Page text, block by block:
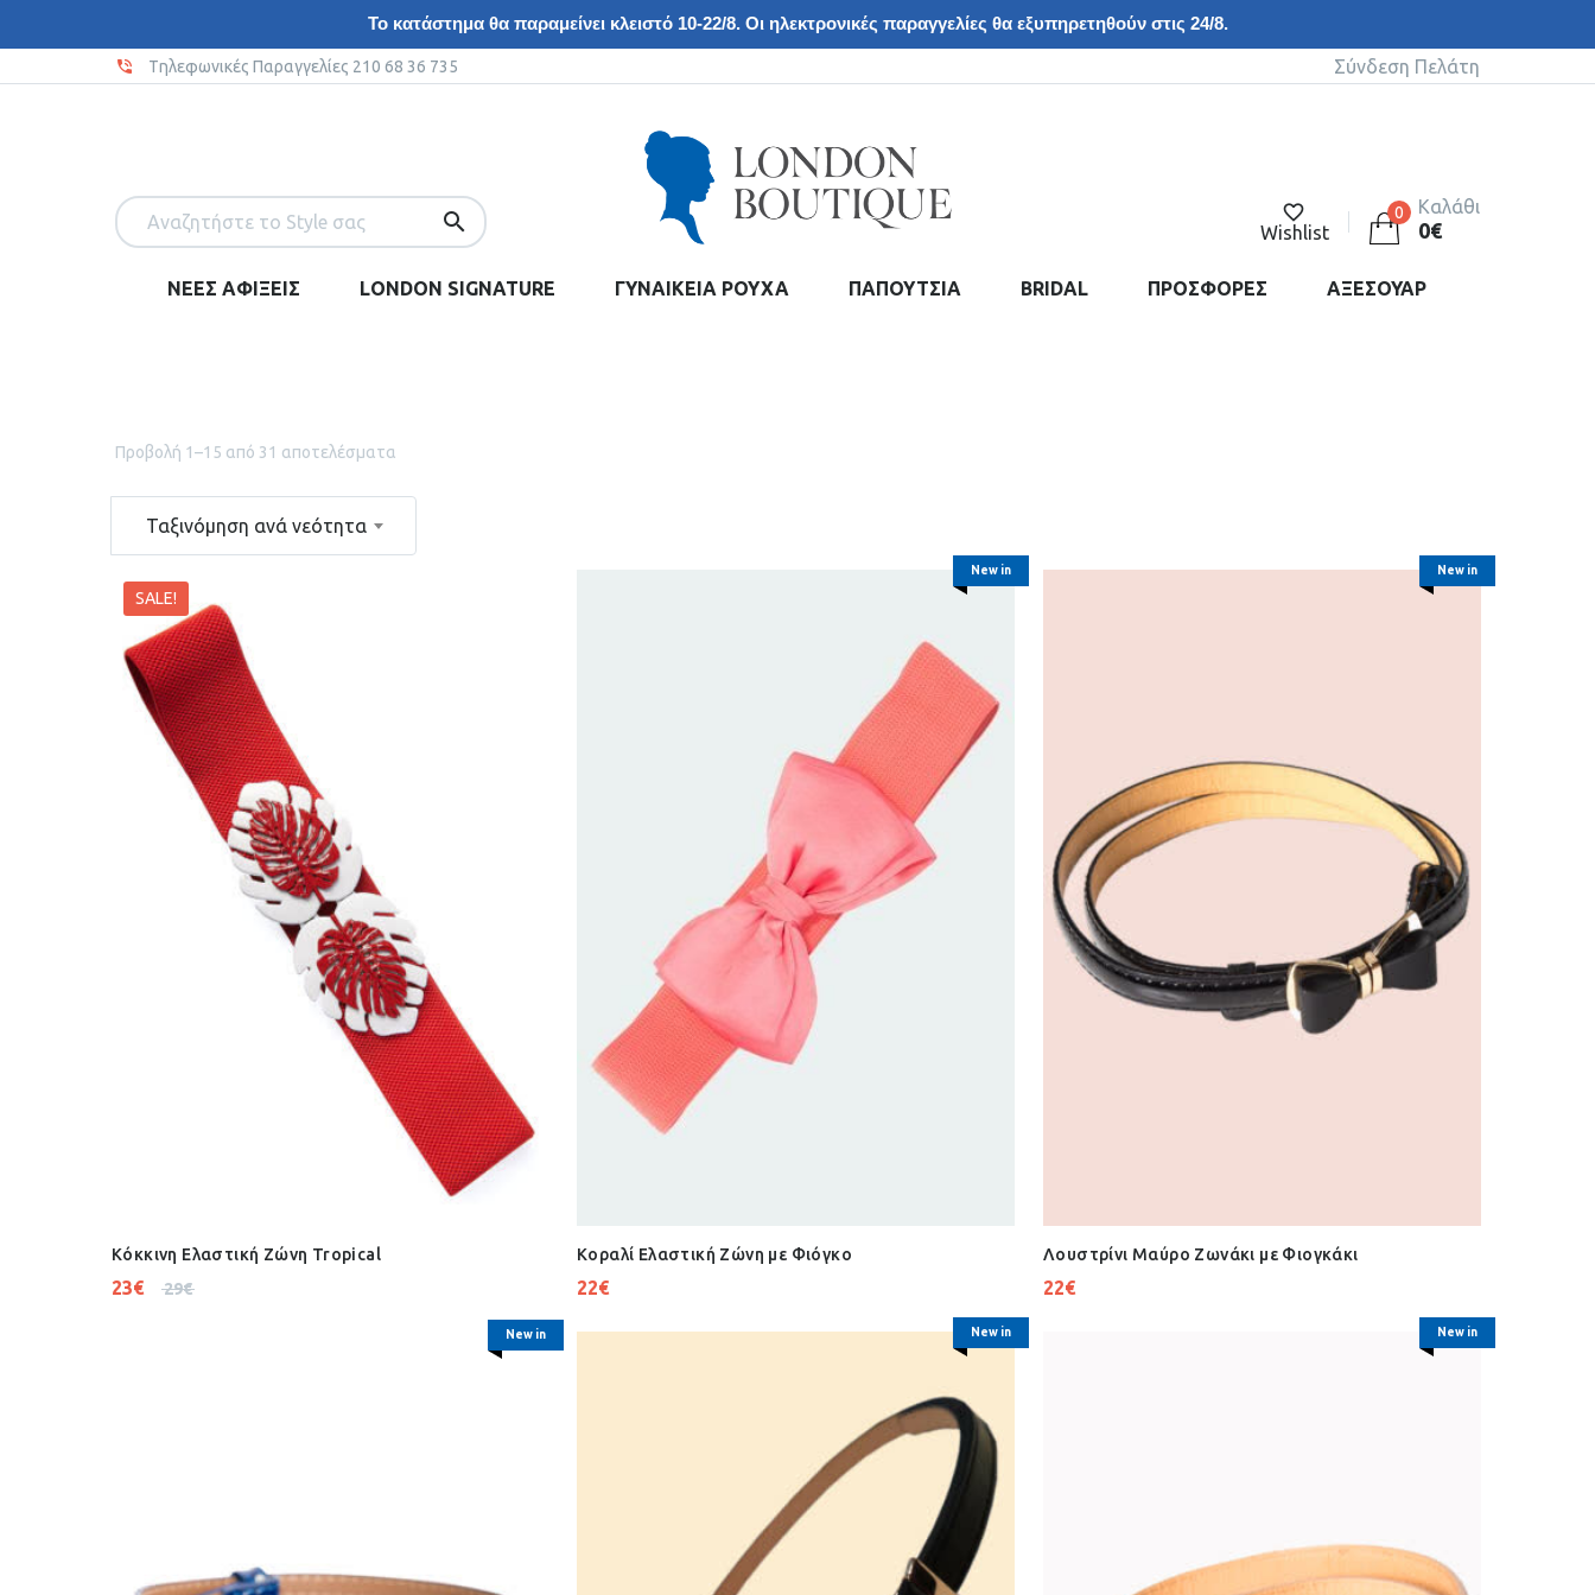
Το κατάστημα θα παραμείνει κλειστό 10-22/8. Οι ηλεκτρονικές παραγγελίες θα εξυπηρετηθούν στις 24/8.
Tηλεφωνικές Παραγγελίες 210 68 36 735 Σύνδεση Πελάτη
Wishlist
0 Καλάθι
0€
ΝΕΕΣ ΑΦΙΞΕΙΣ LONDON SIGNATURE ΓΥΝΑΙΚΕΙΑ ΡΟΥΧΑ ΠΑΠΟΥΤΣΙΑ BRIDAL ΠΡΟΣΦΟΡΕΣ ΑΞΕΣΟΥΑΡ
Προβολή 1–15 από 31 αποτελέσματα
Ταξινόμηση ανά νεότητα
SALE!
Κόκκινη Ελαστική Ζώνη Tropical
29€
23€
New in
Κοραλί Ελαστική Ζώνη με Φιόγκo
22€
New in
Λουστρίνι Μαύρο Ζωνάκι με Φιογκάκι
22€
New in New in
New in